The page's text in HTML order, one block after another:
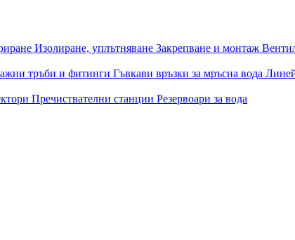
Изолиране, уплътняване Закрепване и монтаж
тръби и фитинги Гъвкави връзки за мръсна вода
Пречиствателни станции Резервоари за вода